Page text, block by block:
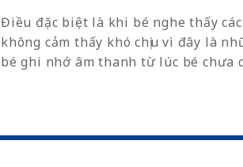
Điều đặc biệt là khi bé nghe thấy
không cảm thấy khó chịu vì đây là
bé ghi nhớ âm thanh từ lúc bé chưa